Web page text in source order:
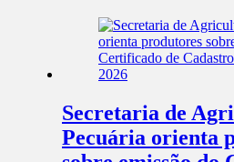
Secretaria de
Pecuária orienta